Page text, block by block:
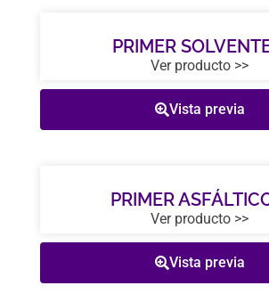
PRIMER
Ver producto >>
Vista previa
PRIMER
Ver producto >>
Vista previa